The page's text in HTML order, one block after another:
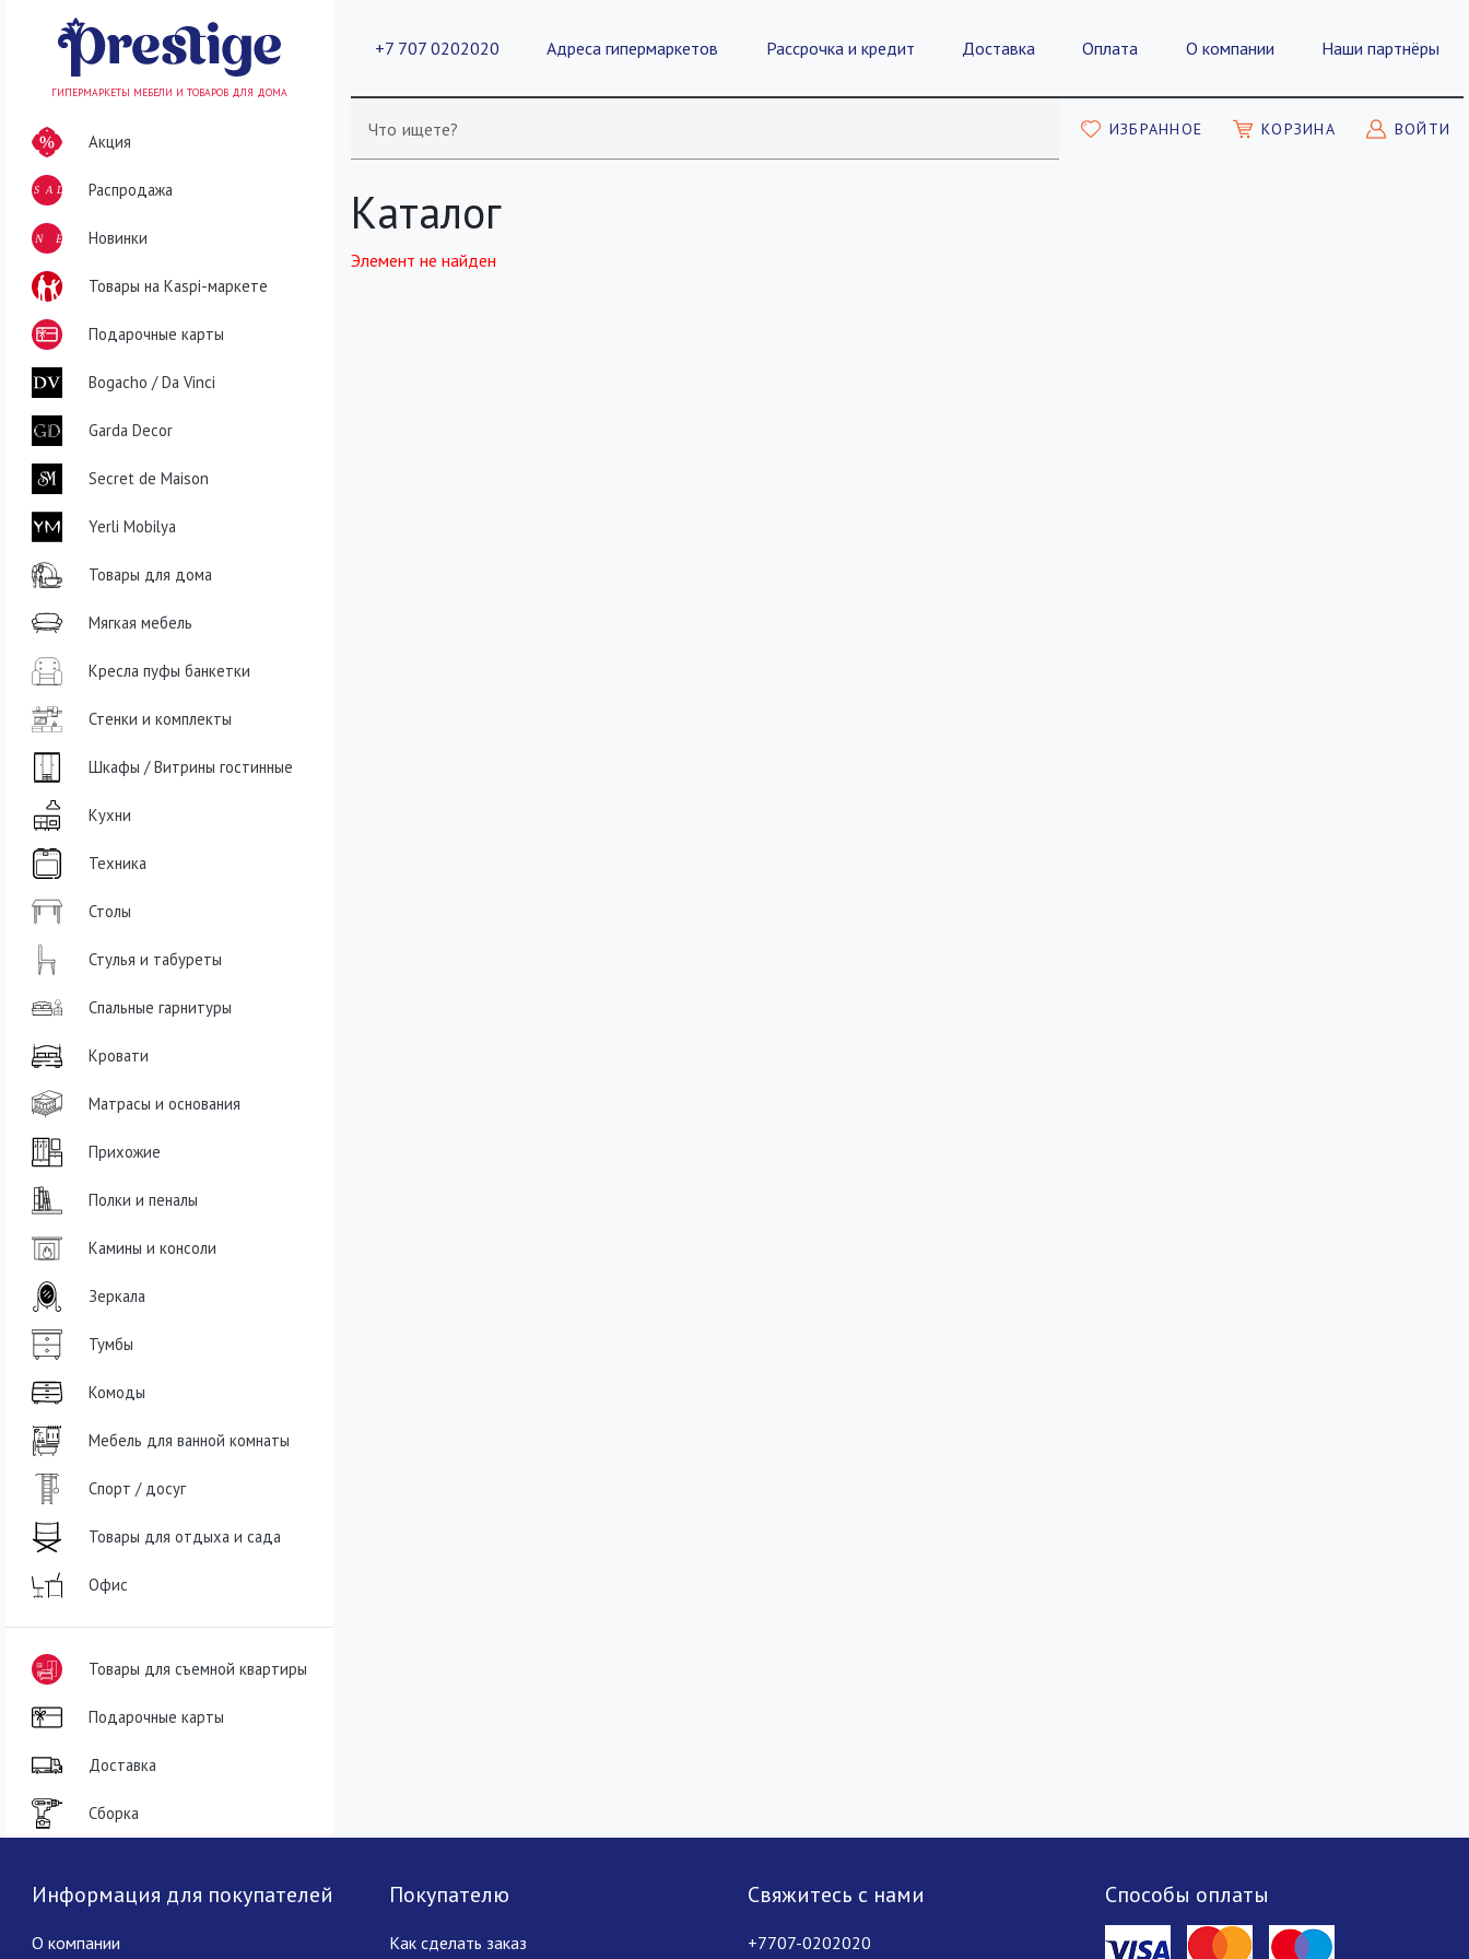
+7 707 0202020 Адреса гипермаркетов Рассрочка и кредит Доставка Оплата О компании Наши партнёры
Что ищете? ИЗБРАННОЕ КОРЗИНА ВОЙТИ
ГИПЕРМАРКЕТЫ МЕБЕЛИ И ТОВАРОВ ДЛЯ ДОМА
Акция
SALE Распродажа
NEWНовинки
Товары на Kaspi-маркете
Подарочные карты
Bogacho / Da Vinci
Garda Decor
Secret de Maison
Yerli Mobilya
Товары для дома
Мягкая мебель
Кресла пуфы банкетки
Стенки и комплекты
Шкафы / Витрины гостинные
Кухни
Техника
Столы
Стулья и табуреты
Спальные гарнитуры
Кровати
Матрасы и основания
Прихожие
Полки и пеналы
Камины и консоли
Зеркала
Тумбы
Комоды
Мебель для ванной комнаты
Спорт / досуг
Товары для отдыха и сада
Офис
Товары для съемной квартиры
Подарочные карты
Доставка
Сборка
Каталог
Элемент не найден
Информация для покупателей
О компании
Покупателю
Как сделать заказ
Свяжитесь с нами
+7707-0202020
Способы оплаты